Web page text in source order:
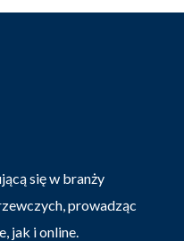
się w branży
prowadząc
jak i online.